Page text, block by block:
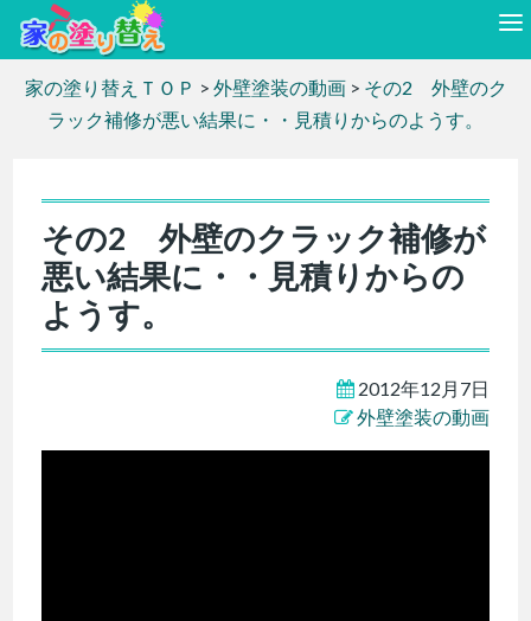
家の塗り替えＴＯＰ > 外壁塗装の動画> その2 外壁のク
ラック補修が悪い結果に・・見積りからのようす。
その2 外壁のクラック補修が
悪い結果に・・見積りからの
ようす。
2012年12月7日
外壁塗装の動画